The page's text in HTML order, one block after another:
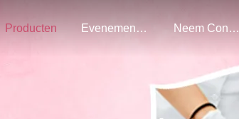
Producten Evenementen Neem Contact Met Ons Op